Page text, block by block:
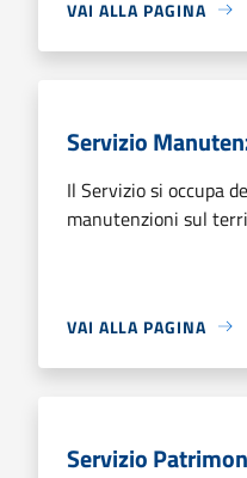
VAI ALLA PAGINA
Servizio
Il Servizio si occupa
manutenzioni sul
VAI ALLA PAGINA
Servizio